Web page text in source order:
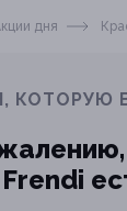
дня
КОТОРУЮ